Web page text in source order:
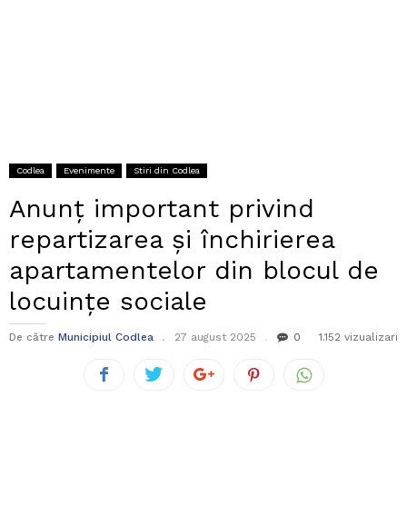
Codlea Evenimente Stiri din Codlea
Anunț important privind
repartizarea și închirierea
apartamentelor din blocul de
locuințe sociale
De către Municipiul Codlea 27 august 2025 0 1.152 vizualizari